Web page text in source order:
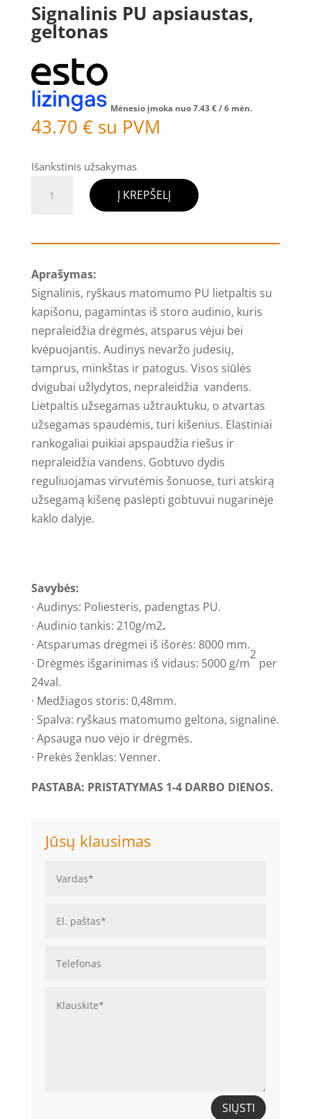
Signalinis PU apsiaustas,
geltonas
Mėnesio įmoka nuo7.43€/ 6 mėn.
43.70 € su PVM
Išankstinis užsakymas
kiekis:
PU
geltonas
Į KREPŠELĮ
Aprašymas:
Signalinis, ryškaus matomumo PU lietpaltis su
kapišonu, pagamintas iš storo audinio, kuris
nepraleidžia drėgmės, atsparus vėjui bei
kvėpuojantis. Audinys nevaržo judesių,
tamprus, minkštas ir patogus. Visos siūlės
dvigubai užlydytos, nepraleidžia vandens.
Lietpaltis užsegamas užtrauktuku, o atvartas
užsegamas spaudėmis, turi kišenius. Elastiniai
rankogaliai puikiai apspaudžia riešus ir
nepraleidžia vandens. Gobtuvo dydis
reguliuojamas virvutėmis šonuose, turi atskirą
užsegamą kišenę paslėpti gobtuvui nugarinėje
kaklo dalyje.
Savybės:
· Audinys: Poliesteris, padengtas PU.
· Audinio tankis: 210g/m2.
· Atsparumas drėgmei iš išorės: 8000 mm.
· Drėgmės išgarinimas iš vidaus: 5000 g/m
2
per
24val.
· Medžiagos storis: 0,48mm.
· Spalva: ryškaus matomumo geltona, signalinė.
· Apsauga nuo vėjo ir drėgmės.
· Prekės ženklas: Venner.
PASTABA: PRISTATYMAS 1-4 DARBO DIENOS.
Jūsų klausimas
SIŲSTI